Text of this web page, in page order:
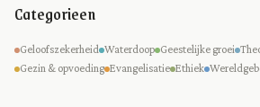
Categorieen
Geloofszekerheid Waterdoop Geestelijke groei
Gezin & opvoeding Evangelisatie Ethiek